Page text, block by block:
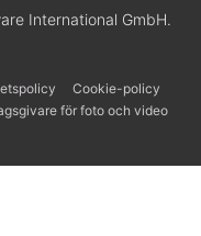
International GmbH.
Cookie-policy
för foto och video